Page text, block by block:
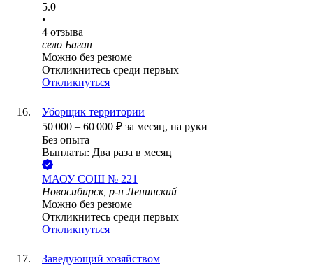
5.0
•
4 отзыва
село Баган
Можно без резюме
Откликнитесь среди первых
Откликнуться
Уборщик территории
50 000 – 60 000 ₽ за месяц, на руки
Без опыта
Выплаты: Два раза в месяц
МАОУ СОШ № 221
Новосибирск, р-н Ленинский
Можно без резюме
Откликнитесь среди первых
Откликнуться
Заведующий хозяйством